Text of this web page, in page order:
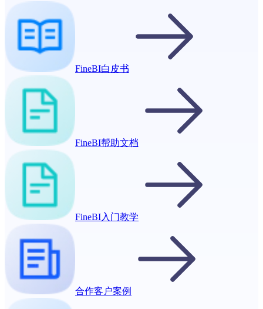
FineBI白皮书
FineBI帮助文档
FineBI入门教学
合作客户案例